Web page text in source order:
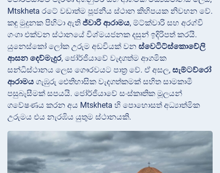
Mtskheta රටේ වඩාත්ම පූජනීය ස්ථාන කිහිපයක නිවහන වේ.
කඳු මුදුනක පිහිටා ඇති ජ්වාරි ආරාමය, ම්ට්ක්වාරි සහ අරග්වි
ගංගා එක්වන ස්ථානයේ විශ්මයජනක දසුන් ඉදිරිපත් කරයි.
යුනෙස්කෝ ලෝක උරුම අඩවියක් වන ස්වෙටිට්ස්කොවේලි
ආසන දෙව්මැදුර, ජෝර්ජියාවේ වැදගත්ම ආගමික
සන්ධිස්ථානය ලෙස ගෞරවයට පාත්‍ර වේ. ඒ අසල, සැම්ටව්රෝ
ආරාමය ගැඹුරු ඓතිහාසික වැදගත්කමක් සහිත සාමකාමී
පසුබැසීමක් සපයයි. ජෝර්ජියාවේ සංස්කෘතික මූලයන්
ගවේෂණය කරන අය Mtskheta හි පොහොසත් අධ්‍යාත්මික
උරුමය එය නැරඹිය යුතුම ස්ථානයකි.